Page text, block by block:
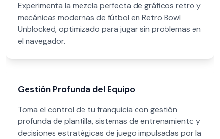
Experimenta la mezcla perfecta de gráficos retro y
mecánicas modernas de fútbol en Retro Bowl
Unblocked, optimizado para jugar sin problemas en
el navegador.
Gestión Profunda del Equipo
Toma el control de tu franquicia con gestión
profunda de plantilla, sistemas de entrenamiento y
decisiones estratégicas de juego impulsadas por la